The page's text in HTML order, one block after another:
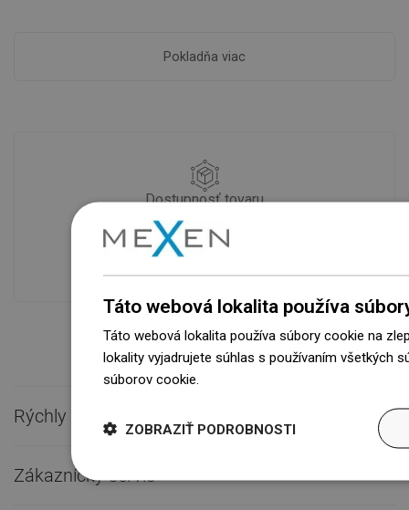
Pokladňa viac
Dostupnosť tovaru
Naše výrobky na vás čakajú v
modernom sklade.Vždy pripravený na
Rýchly kontakt 
Zákaznícky servis 
Táto webová lokalita používa
Táto webová lokalita používa súbory cookie na
lokality vyjadrujete súhlas s používaním všetkých
súborov cookie.
ZOBRAZIŤ PODROBNOSTI